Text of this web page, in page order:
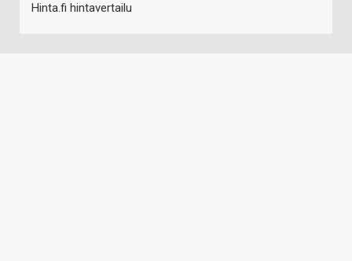
Hinta.fi hintavertailu